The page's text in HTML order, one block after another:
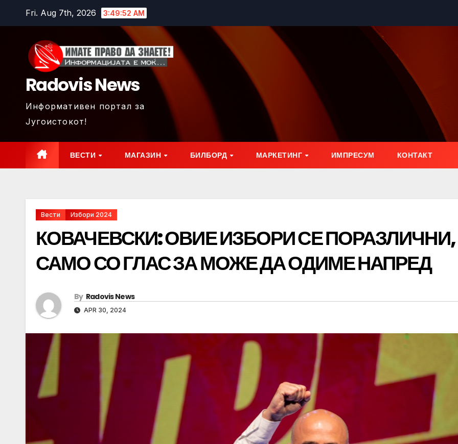
Fri. Aug 7th, 2026 3:49:55 AM
Radovis News
Информативен портал за
Југоистокот!
ВЕСТИ МАГАЗИН БИЛБОРД МАРКЕТИНГ ИМПРЕСУМ КОНТАКТ
Вести Избори 2024
КОВАЧЕВСКИ: ОВИЕ ИЗБОРИ СЕ ПОРАЗЛИЧНИ,
САМО СО ГЛАС ЗА МОЖЕ ДА ОДИМЕ НАПРЕД
By Radovis News
APR 30, 2024